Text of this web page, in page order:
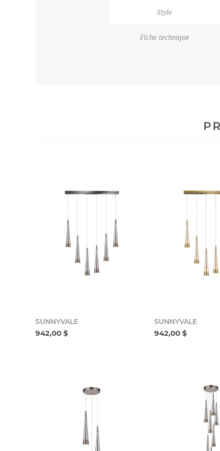
Style
Fiche technique
SUNNYVALE
942,00 $
SUNNYVALE
942,00 $